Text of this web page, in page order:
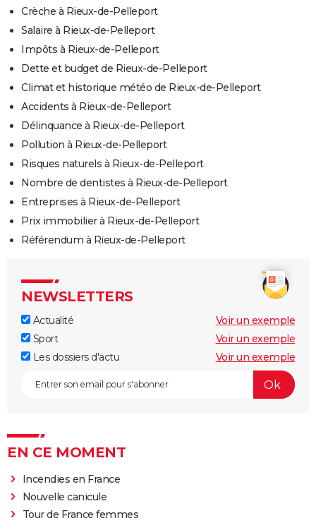
Crèche à Rieux-de-Pelleport
Salaire à Rieux-de-Pelleport
Impôts à Rieux-de-Pelleport
Dette et budget de Rieux-de-Pelleport
Climat et historique météo de Rieux-de-Pelleport
Accidents à Rieux-de-Pelleport
Délinquance à Rieux-de-Pelleport
Pollution à Rieux-de-Pelleport
Risques naturels à Rieux-de-Pelleport
Nombre de dentistes à Rieux-de-Pelleport
Entreprises à Rieux-de-Pelleport
Prix immobilier à Rieux-de-Pelleport
Référendum à Rieux-de-Pelleport
NEWSLETTERS
Actualité
Voir un exemple
Sport
Voir un exemple
Les dossiers d'actu
Voir un exemple
EN CE MOMENT
Incendies en France
Nouvelle canicule
Tour de France femmes